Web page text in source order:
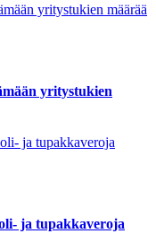
yritystukien
ja tupakkaveroja